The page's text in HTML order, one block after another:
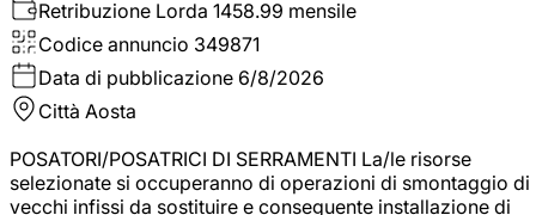
Retribuzione Lorda 1458.99 mensile
Codice annuncio 349871
Data di pubblicazione 6/8/2026
Città Aosta
POSATORI/POSATRICI DI SERRAMENTI La/le risorse
selezionate si occuperanno di operazioni di smontaggio di
vecchi infissi da sostituire e conseguente installazione di